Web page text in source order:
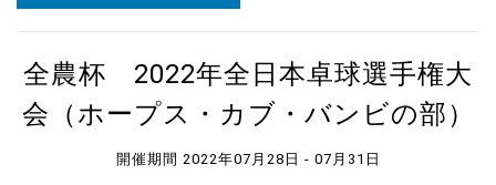
全農杯 2022年全日本卓球選手権大
会（ホープス・カブ・バンビの部）
開催期間 2022年07月28日 - 07月31日